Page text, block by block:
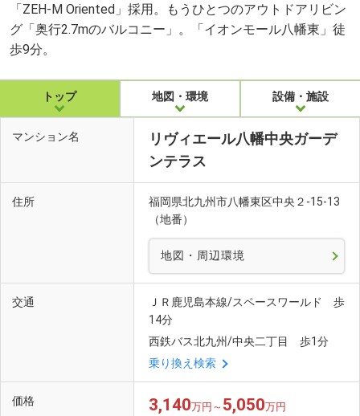
「ZEH-M Oriented」採用。もうひとつのアウトドアリビン
グ「奥行2.7mのバルコニー」。「イオンモール八幡東」徒
歩9分。
トップ 地図・環境 設備・施設
マンション名
リヴィエール八幡中央ガーデ
ンテラス
住所
福岡県北九州市八幡東区中央２-15-13
（地番）
地図・周辺環境
交通
ＪＲ鹿児島本線/スペースワールド 歩
14分
西鉄バス北九州/中央二丁目 歩1分
乗り換え検索
価格 3,140万円～ 5,050万円